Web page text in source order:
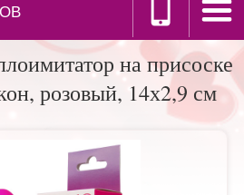
на присоске
розовый, 14х2,9 см